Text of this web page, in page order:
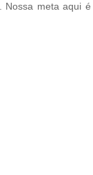
Nossa meta aqui é